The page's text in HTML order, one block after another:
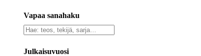
Vapaa sanahaku
Vapaa
sanahaku
Julkaisuvuosi